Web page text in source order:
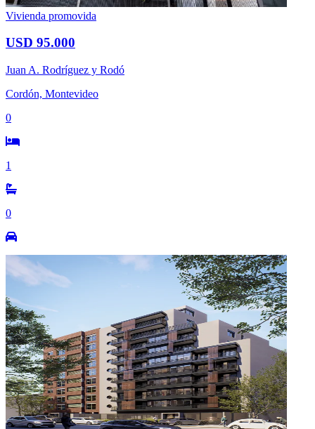
Vivienda promovida
USD 95.000
Juan A. Rodríguez y Rodó
Cordón, Montevideo
0
1
0